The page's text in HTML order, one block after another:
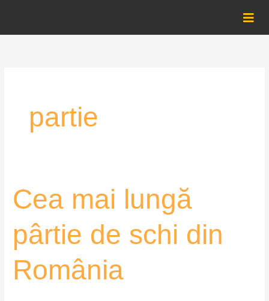
content
partie
Cea mai lungă
pârtie de schi din
România
Cea
mai
pârtie
de
schi
din